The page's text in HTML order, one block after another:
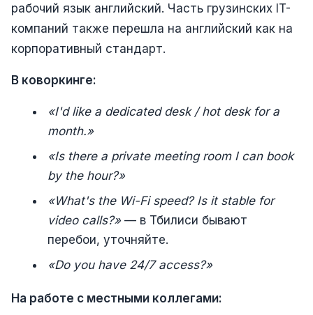
рабочий язык английский. Часть грузинских IT-
компаний также перешла на английский как на
корпоративный стандарт.
В коворкинге:
«I'd like a dedicated desk / hot desk for a
month.»
«Is there a private meeting room I can book
by the hour?»
«What's the Wi-Fi speed? Is it stable for
video calls?»— в Тбилиси бывают
перебои, уточняйте.
«Do you have 24/7 access?»
На работе с местными коллегами: